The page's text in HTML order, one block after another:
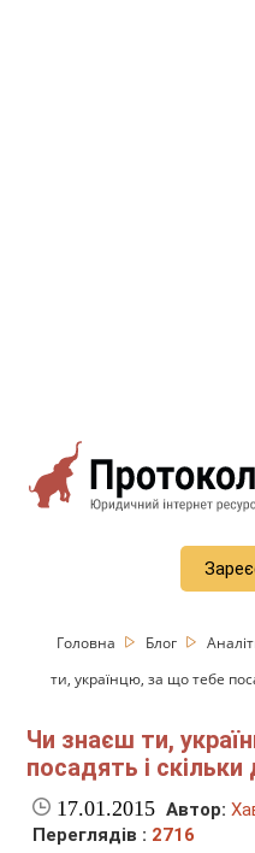
Головна Блог
ти, українцю, за що тебе
Чи знаєш ти,
посадять і
17.01.2015 Автор:
Переглядів : 2716